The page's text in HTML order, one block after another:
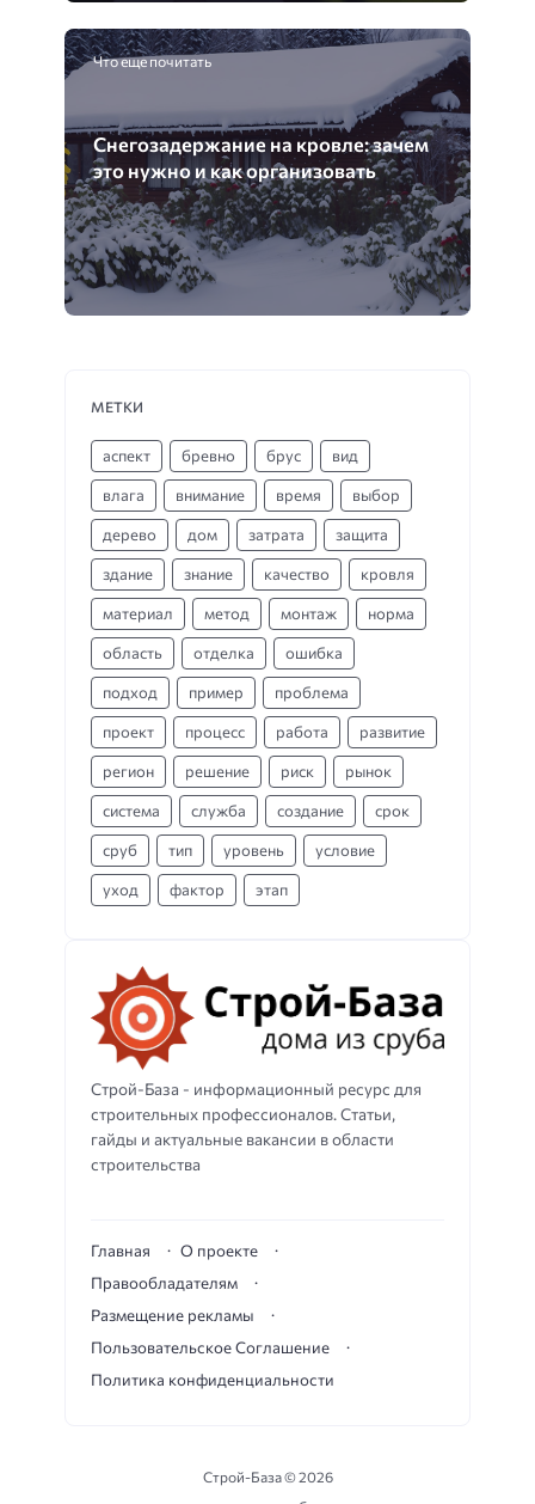
Что еще почитать
Снегозадержание на кровле: зачем
это нужно и как организовать
Строй-База - информационный ресурс для
строительных профессионалов. Статьи,
гайды и актуальные вакансии в области
строительства
Главная
О проекте
Правообладателям
Размещение рекламы
Пользовательское Соглашение
Политика конфиденциальности
МЕТКИ
аспект бревно брус вид
влага внимание время выбор
дерево дом затрата защита
здание знание качество кровля
материал метод монтаж норма
область отделка ошибка
подход пример проблема
проект процесс работа развитие
регион решение риск рынок
система служба создание срок
сруб тип уровень условие
уход фактор этап
Строй-База ©2026